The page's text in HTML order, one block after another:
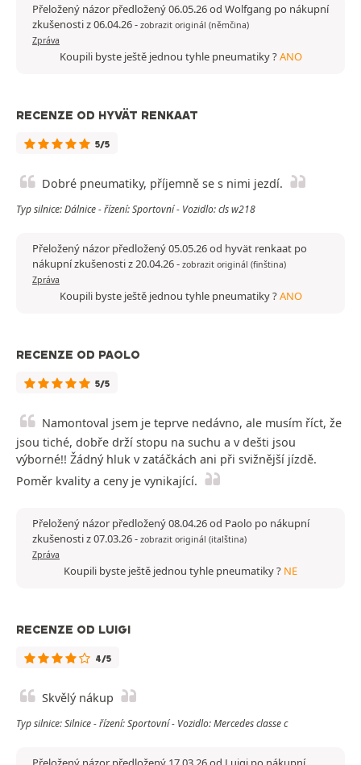
Přeložený názor předložený 06.05.26 od Wolfgang po nákupní
zkušenosti z 06.04.26- zobrazit originál (němčina)
Zpráva
Koupili byste ještě jednou tyhle pneumatiky ?ANO
RECENZE OD HYVÄT RENKAAT
5/5
Dobré pneumatiky, příjemně se s nimi jezdí.
Typ silnice: Dálnice - řízení: Sportovní - Vozidlo: cls w218
Přeložený názor předložený 05.05.26 od hyvät renkaat po
nákupní zkušenosti z 20.04.26- zobrazit originál (finština)
Zpráva
Koupili byste ještě jednou tyhle pneumatiky ?ANO
RECENZE OD PAOLO
5/5
Namontoval jsem je teprve nedávno, ale musím říct, že
jsou tiché, dobře drží stopu na suchu a v dešti jsou
výborné!! Žádný hluk v zatáčkách ani při svižnější jízdě.
Poměr kvality a ceny je vynikající.
Přeložený názor předložený 08.04.26 od Paolo po nákupní
zkušenosti z 07.03.26- zobrazit originál (italština)
Zpráva
Koupili byste ještě jednou tyhle pneumatiky ? NE
RECENZE OD LUIGI
4/5
Skvělý nákup
Typ silnice: Silnice - řízení: Sportovní - Vozidlo: Mercedes classe c